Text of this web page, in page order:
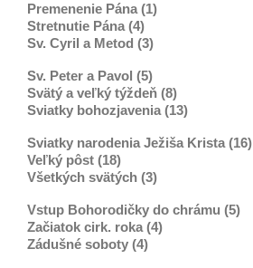
Premenenie Pána (1)
Stretnutie Pána (4)
Sv. Cyril a Metod (3)
Sv. Peter a Pavol (5)
Svätý a veľký týždeň (8)
Sviatky bohozjavenia (13)
Sviatky narodenia Ježiša Krista (16)
Veľký pôst (18)
Všetkých svätých (3)
Vstup Bohorodičky do chrámu (5)
Začiatok cirk. roka (4)
Zádušné soboty (4)